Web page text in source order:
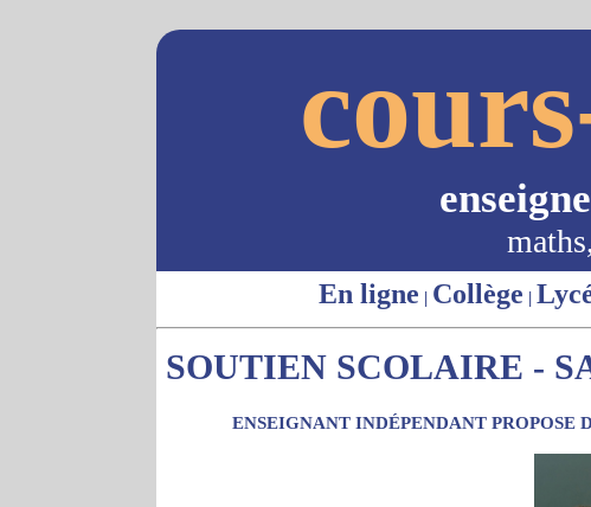
En ligne | Collège |
SOUTIEN SCOLAIRE -
ENSEIGNANT INDÉPENDANT PROPOSE